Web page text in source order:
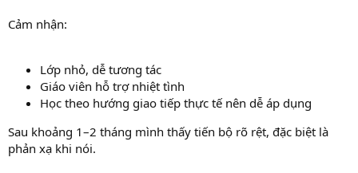
Cảm nhận:
Lớp nhỏ, dễ tương tác
Giáo viên hỗ trợ nhiệt tình
Học theo hướng giao tiếp thực tế nên dễ áp dụng
Sau khoảng 1–2 tháng mình thấy tiến bộ rõ rệt, đặc biệt là
phản xạ khi nói.